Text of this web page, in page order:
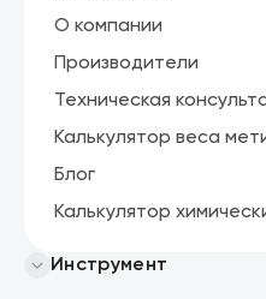
Инструмент
О компании
Производители
Техническая
Калькулятор веса
Блог
Калькулятор